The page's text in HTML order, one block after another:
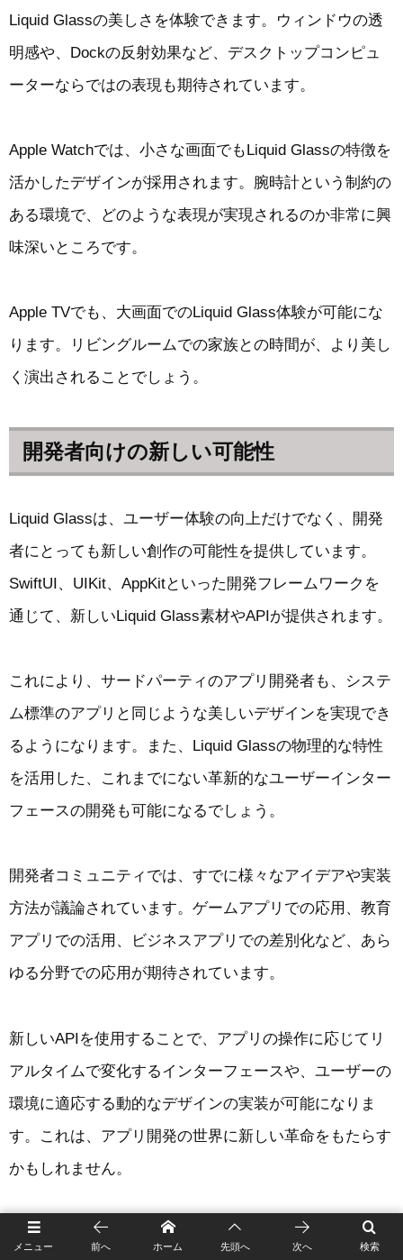
Liquid Glassの美しさを体験できます。ウィンドウの透
明感や、Dockの反射効果など、デスクトップコンピュ
ーターならではの表現も期待されています。
Apple Watchでは、小さな画面でもLiquid Glassの特徴を
活かしたデザインが採用されます。腕時計という制約の
ある環境で、どのような表現が実現されるのか非常に興
味深いところです。
Apple TVでも、大画面でのLiquid Glass体験が可能にな
ります。リビングルームでの家族との時間が、より美し
く演出されることでしょう。
開発者向けの新しい可能性
Liquid Glassは、ユーザー体験の向上だけでなく、開発
者にとっても新しい創作の可能性を提供しています。
SwiftUI、UIKit、AppKitといった開発フレームワークを
通じて、新しいLiquid Glass素材やAPIが提供されます。
これにより、サードパーティのアプリ開発者も、システ
ム標準のアプリと同じような美しいデザインを実現でき
るようになります。また、Liquid Glassの物理的な特性
を活用した、これまでにない革新的なユーザーインター
フェースの開発も可能になるでしょう。
開発者コミュニティでは、すでに様々なアイデアや実装
方法が議論されています。ゲームアプリでの応用、教育
アプリでの活用、ビジネスアプリでの差別化など、あら
ゆる分野での応用が期待されています。
新しいAPIを使用することで、アプリの操作に応じてリ
アルタイムで変化するインターフェースや、ユーザーの
環境に適応する動的なデザインの実装が可能になりま
す。これは、アプリ開発の世界に新しい革命をもたらす
かもしれません。
メニュー 検索
前へ ホーム 先頭へ 次へ